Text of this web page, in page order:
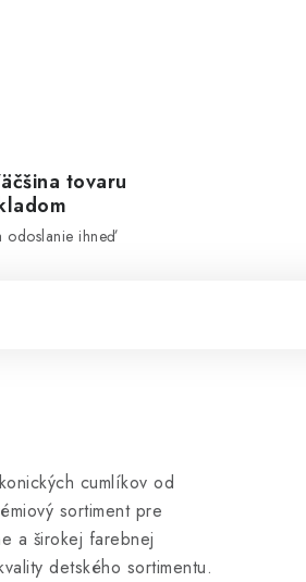
tovaru
odoslanie ihneď
cumlíkov od
sortiment pre
a širokej farebnej
detského sortimentu.